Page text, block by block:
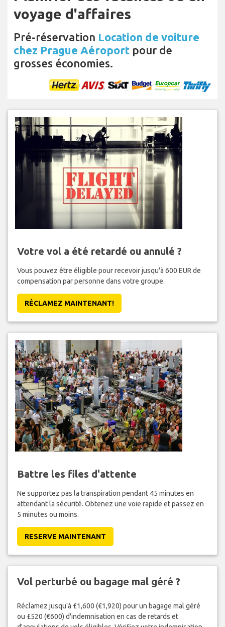
voyage d'affaires
Pré-réservation Location de voiture
chez Prague Aéroport pour de
grosses économies.
Votre vol a été retardé ou annulé ?
Vous pouvez être éligible pour recevoir jusqu'à 600 EUR de
compensation par personne dans votre groupe.
RÉCLAMEZ MAINTENANT!
Battre les files d'attente
Ne supportez pas la transpiration pendant 45 minutes en
attendant la sécurité. Obtenez une voie rapide et passez en
5 minutes ou moins.
RESERVE MAINTENANT
Vol perturbé ou bagage mal géré ?
Réclamez jusqu'à £1,600 (€1,920) pour un bagage mal géré
ou £520 (€600) d'indemnisation en cas de retards et